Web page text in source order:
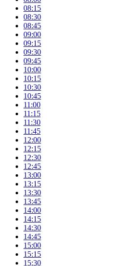
08:15
08:30
08:45
09:00
09:15
09:30
09:45
10:00
10:15
10:30
10:45
11:00
11:15
11:30
11:45
12:00
12:15
12:30
12:45
13:00
13:15
13:30
13:45
14:00
14:15
14:30
14:45
15:00
15:15
15:30